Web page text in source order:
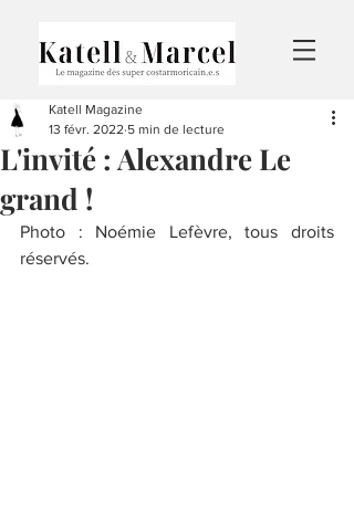
L'invité : Alexandre Le
grand !
Katell Magazine
13 févr. 2022 5 min de lecture
Photo : Noémie Lefèvre, tous droits
réservés.